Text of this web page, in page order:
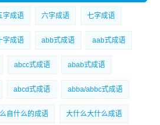
字成语 六字成语 七字成语
字成语 abb式成语 aab式成语
abcc式成语 abab式成语
abcd式成语 abba/abbc式成语
自什么的成语 大什么大什么成语